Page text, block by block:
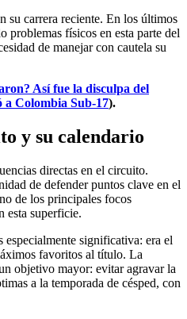
su carrera reciente. En los últimos
problemas físicos en esta parte del
de manejar con cautela su
Así fue la disculpa del
Colombia Sub-17).
y su calendario
directas en el circuito.
de defender puntos clave en el
de los principales focos
esta superficie.
especialmente significativa: era el
favoritos al título. La
objetivo mayor: evitar agravar la
a la temporada de césped, con